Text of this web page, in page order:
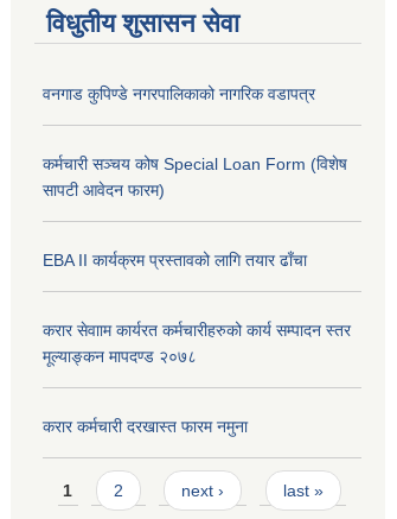
विधुतीय शुसासन सेवा
वनगाड कुपिण्डे नगरपालिकाको नागरिक वडापत्र
कर्मचारी सञ्चय कोष Special Loan Form (विशेष
सापटी आवेदन फारम)
EBA II कार्यक्रम प्रस्तावको लागि तयार ढाँचा
करार सेवााम कार्यरत कर्मचारीहरुको कार्य सम्पादन स्तर
मूल्याङ्कन मापदण्ड २०७८
करार कर्मचारी दरखास्त फारम नमुना
Pages
1 2 next › last »